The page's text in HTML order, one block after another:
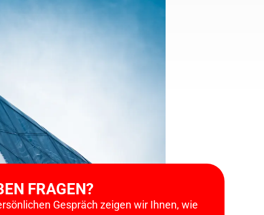
FRAGEN?
Gespräch zeigen wir Ihnen, wie